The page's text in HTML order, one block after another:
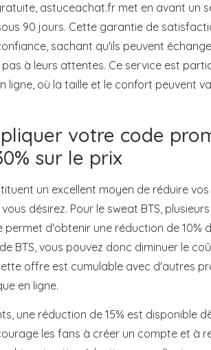
astuceachat.fr met en avant un
90 jours. Cette garantie de
sachant qu'ils peuvent
à leurs attentes. Ce service est
ligne, où la taille et le confort peuvent
votre code
sur le prix
un excellent moyen de réduire
désirez. Pour le sweat BTS,
d'obtenir une réduction de 10%
BTS, vous pouvez donc diminuer le
offre est cumulable avec d'autres
en ligne.
une réduction de 15% est disponible
les fans à créer un compte et à